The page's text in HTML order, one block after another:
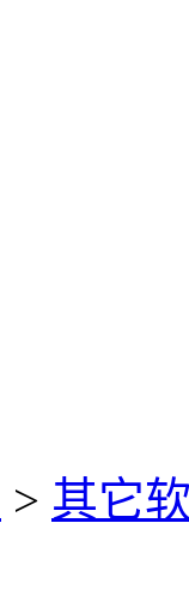
> 其它